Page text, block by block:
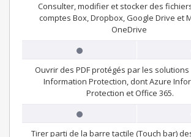
Consulter, modifier et stocker des
comptes Box, Dropbox, Google Drive et
OneDrive
Ouvrir des PDF protégés par les
Information Protection, dont Azure
Protection et Office 365.
Tirer parti de la barre tactile (Touch bar)